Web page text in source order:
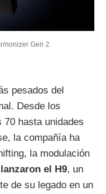
Gen 2
pesados del
Desde los
hasta unidades
la compañía ha
la modulación
el H9, un
de su legado en un